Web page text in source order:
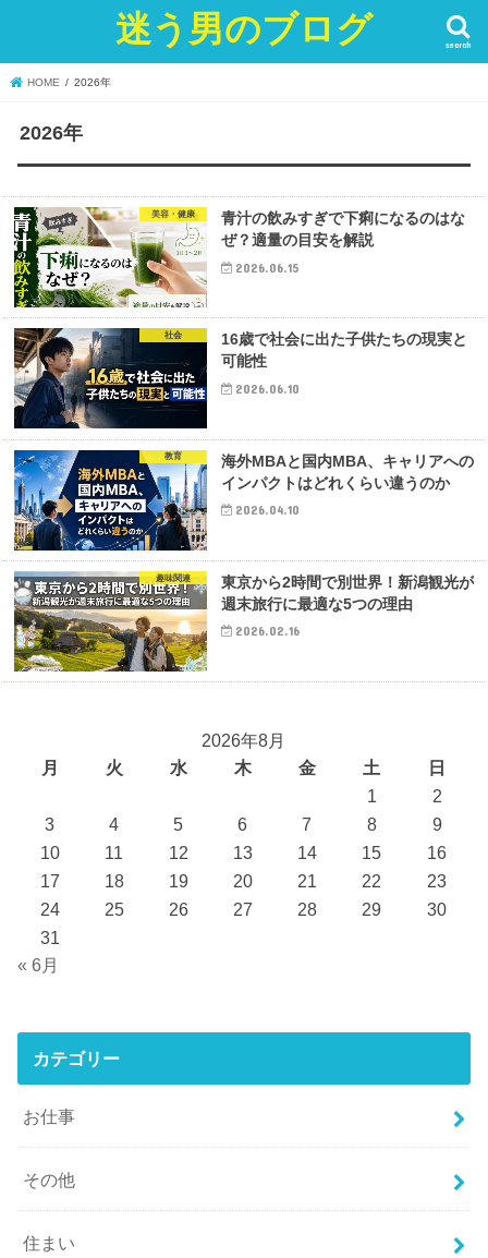
迷う男のブログ search
HOME 2026年
2026年
美容・健康
青汁の飲みすぎで下痢になるのはな
ぜ？適量の目安を解説
2026.06.15
社会
16歳で社会に出た子供たちの現実と
可能性
2026.06.10
教育
海外MBAと国内MBA、キャリアへの
インパクトはどれくらい違うのか
2026.04.10
趣味関連
東京から2時間で別世界！新潟観光が
週末旅行に最適な5つの理由
2026.02.16
2026年8月
月
火 水 木 金 土
日
1
2
3
4 5 6 7 8
9
10
11 12 13 14 15
16
17
18 19 20 21 22
23
24
25 26 27 28 29
30
31
« 6月
カテゴリー
お仕事
その他
住まい